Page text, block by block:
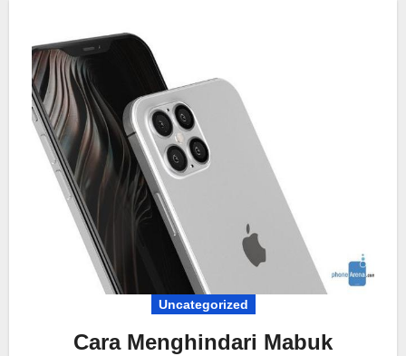
Uncategorized
Cara Menghindari Mabuk